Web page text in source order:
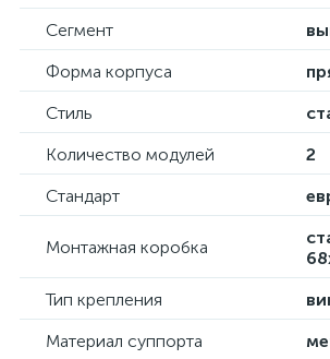
Сегмент
Форма корпуса
Стиль
Количество модулей
2
Стандарт
Монтажная коробка
Тип крепления
Материал суппорта